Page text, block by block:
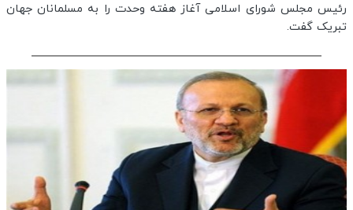
رئیس مجلس شورای اسلامی آغاز هفته وحدت را به مسلمانان جهان
تبریک گفت.